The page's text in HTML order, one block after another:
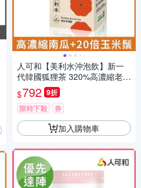
人可和【美利水沖泡飲】新一
代韓國狐狸茶 320%高濃縮老南
瓜+60倍赤小豆+國產玉米鬚 促
進新陳代謝 隔日好狀態！維持
健康平衡、韓國熱銷6億杯 空姐
櫃姐孕婦久坐久站必備 更勝單
方黑豆水 永豐集團
$792 9折
限時下殺 券
加入購物車